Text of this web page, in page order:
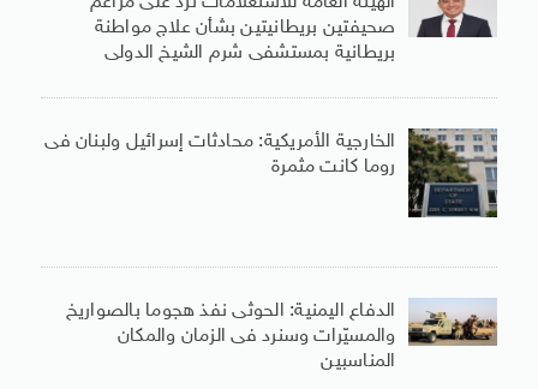
صحيفتين بريطانيتين بشأن علاج مواطنة
بريطانية بمستشفى شرم الشيخ الدولى
الخارجية الأمريكية: محادثات إسرائيل ولبنان فى
روما كانت مثمرة
الدفاع اليمنية: الحوثى نفذ هجوما بالصواريخ
والمسيّرات وسنرد فى الزمان والمكان
المناسبين